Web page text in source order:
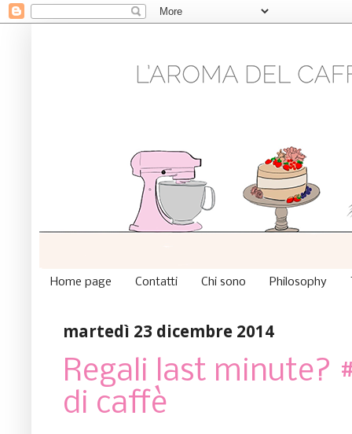
Home page Contatti Chi sono Philosophy
martedì 23 dicembre 2014
Regali last minute?
di caffè